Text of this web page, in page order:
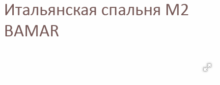
Итальянская спальня M2
BAMAR